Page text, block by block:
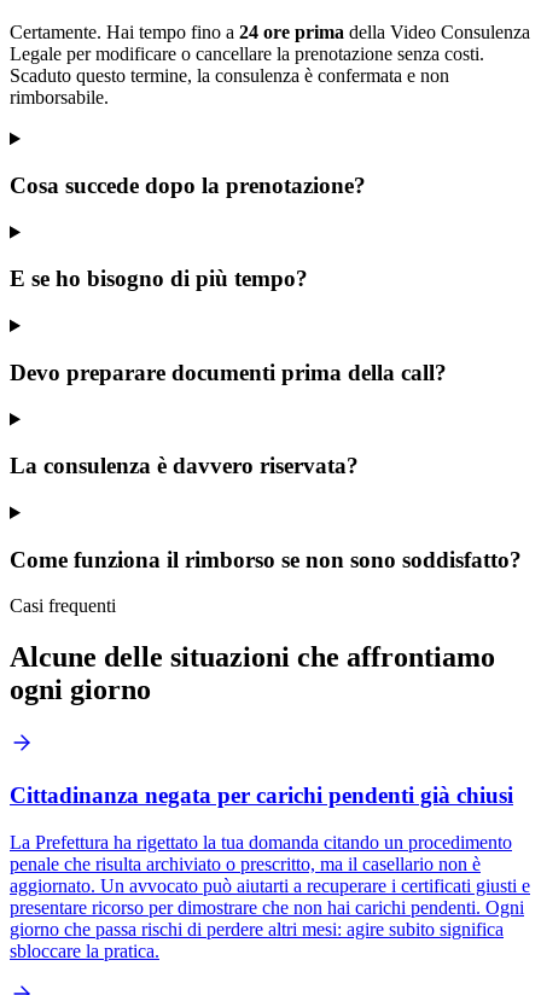
Certamente. Hai tempo fino a 24 ore prima della Video Consulenza
Legale per modificare o cancellare la prenotazione senza costi.
Scaduto questo termine, la consulenza è confermata e non
rimborsabile.
Cosa succede dopo la prenotazione?
E se ho bisogno di più tempo?
Devo preparare documenti prima della call?
La consulenza è davvero riservata?
Come funziona il rimborso se non sono soddisfatto?
Casi frequenti
Alcune delle situazioni che affrontiamo
ogni giorno
Cittadinanza negata per carichi pendenti già chiusi
La Prefettura ha rigettato la tua domanda citando un procedimento
penale che risulta archiviato o prescritto, ma il casellario non è
aggiornato. Un avvocato può aiutarti a recuperare i certificati giusti e
presentare ricorso per dimostrare che non hai carichi pendenti. Ogni
giorno che passa rischi di perdere altri mesi: agire subito significa
sbloccare la pratica.